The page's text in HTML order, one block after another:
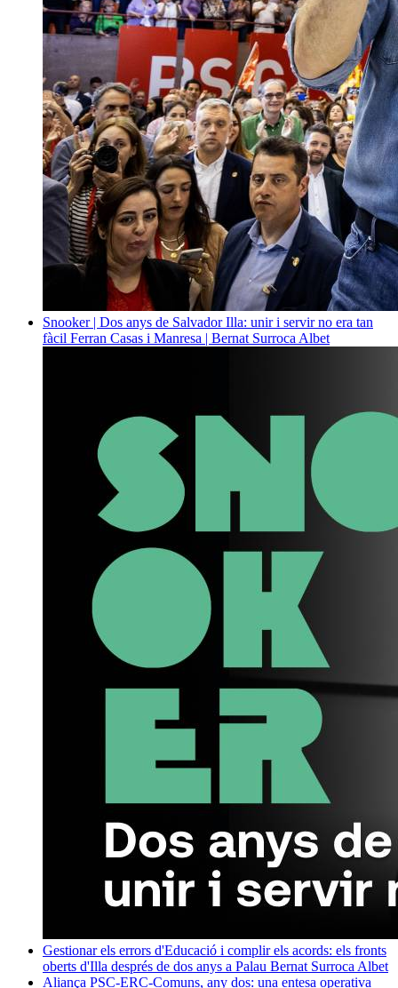
Snooker | Dos anys de Salvador Illa: unir i servir no era tan
fàcil Ferran Casas i Manresa | Bernat Surroca Albet
Gestionar els errors d'Educació i complir els acords: els fronts
oberts d'Illa després de dos anys a Palau Bernat Surroca Albet
Aliança PSC-ERC-Comuns, any dos: una entesa operativa